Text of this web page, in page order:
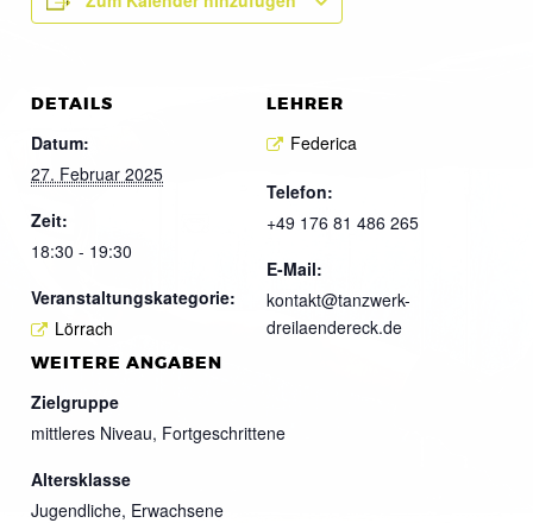
DETAILS
Datum:
27. Februar 2025
Zeit:
18:30 - 19:30
Veranstaltungskategorie:
Lörrach
LEHRER
Federica
Telefon:
+49 176 81 486 265
E-Mail:
kontakt@tanzwerk-
dreilaendereck.de
WEITERE ANGABEN
Zielgruppe
mittleres Niveau, Fortgeschrittene
Altersklasse
Jugendliche, Erwachsene